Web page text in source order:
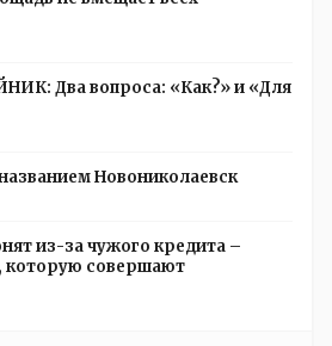
Два вопроса: «Как?» и «Для
Новониколаевск
из-за чужого кредита –
которую совершают